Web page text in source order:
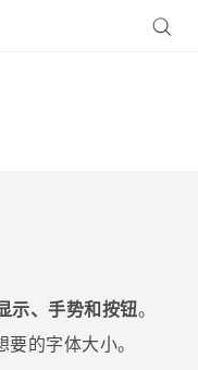
示、手势和按钮。
的字体大小。